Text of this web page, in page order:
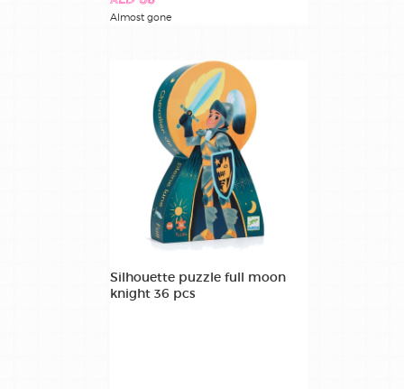
Almost gone
Silhouette puzzle full moon
knight 36 pcs